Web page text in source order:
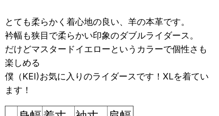
とても柔らかく着心地の良い、羊の本革です。
衿幅も狭目で柔らかい印象のダブルライダース。
だけどマスタードイエローというカラーで個性さも
楽しめる
僕（KEI)お気に入りのライダースです！XLを着てい
ます！